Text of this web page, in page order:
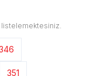
listelemektesiniz.
351